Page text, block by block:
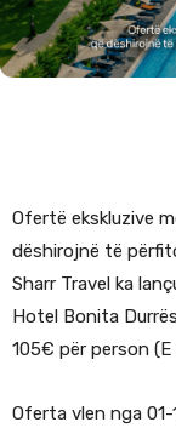
Ofertë ekskluzive
dëshirojnë të
Sharr Travel ka
Hotel Bonita
105€ për person
Oferta vlen nga